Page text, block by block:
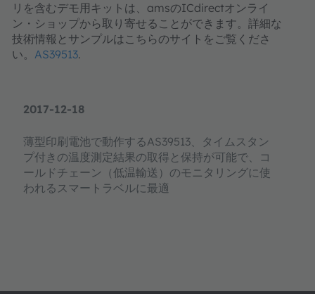
2017-12-18
薄型印刷電池で動作するAS39513、タイムスタン
プ付きの温度測定結果の取得と保持が可能で、コ
ールドチェーン（低温輸送）のモニタリングに使
われるスマートラベルに最適
リを含むデモ用キットは、amsのICdirectオンライ
ン・ショップから取り寄せることができます。詳細な
技術情報とサンプルはこちらのサイトをご覧くださ
い。 AS39513.